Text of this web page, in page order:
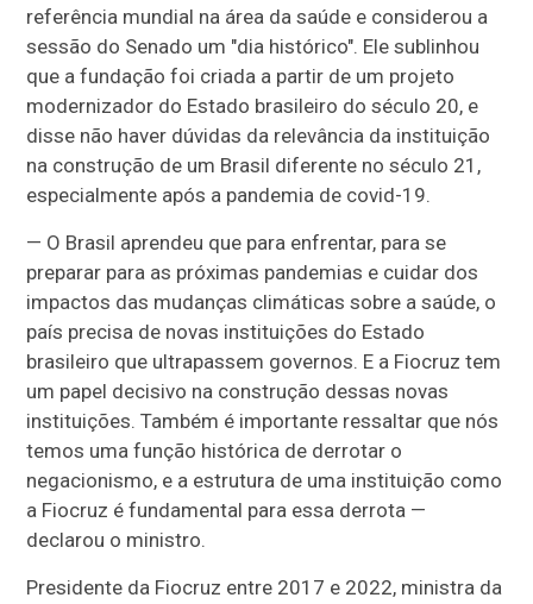
referência mundial na área da saúde e considerou a
sessão do Senado um "dia histórico". Ele sublinhou
que a fundação foi criada a partir de um projeto
modernizador do Estado brasileiro do século 20, e
disse não haver dúvidas da relevância da instituição
na construção de um Brasil diferente no século 21,
especialmente após a pandemia de covid-19.
— O Brasil aprendeu que para enfrentar, para se
preparar para as próximas pandemias e cuidar dos
impactos das mudanças climáticas sobre a saúde, o
país precisa de novas instituições do Estado
brasileiro que ultrapassem governos. E a Fiocruz tem
um papel decisivo na construção dessas novas
instituições. Também é importante ressaltar que nós
temos uma função histórica de derrotar o
negacionismo, e a estrutura de uma instituição como
a Fiocruz é fundamental para essa derrota —
declarou o ministro.
Presidente da Fiocruz entre 2017 e 2022, ministra da